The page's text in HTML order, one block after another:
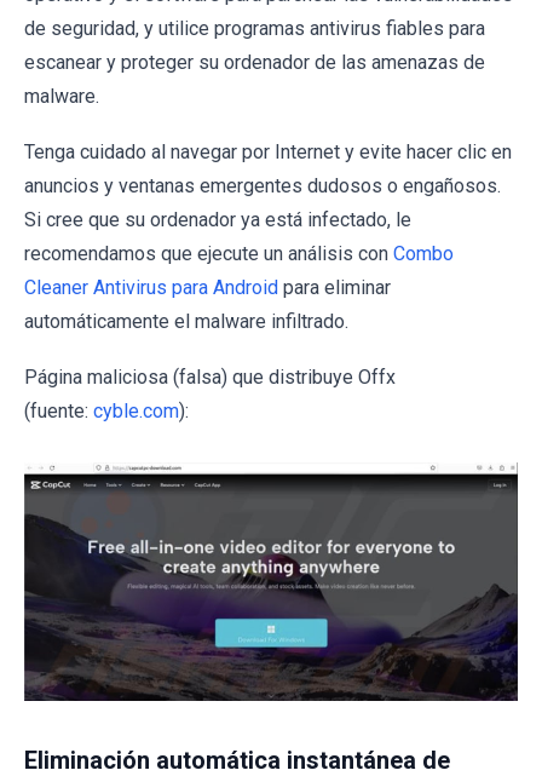
de seguridad, y utilice programas antivirus fiables para
escanear y proteger su ordenador de las amenazas de
malware.
Tenga cuidado al navegar por Internet y evite hacer clic en
anuncios y ventanas emergentes dudosos o engañosos.
Si cree que su ordenador ya está infectado, le
recomendamos que ejecute un análisis con Combo
Cleaner Antivirus para Android para eliminar
automáticamente el malware infiltrado.
Página maliciosa (falsa) que distribuye Offx
(fuente: cyble.com):
Eliminación automática instantánea de